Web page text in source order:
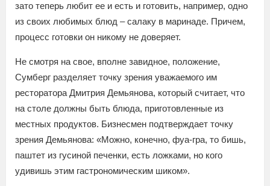
зато теперь любит ее и есть и готовить, например, одно
из своих любимых блюд – салаку в маринаде. Причем,
процесс готовки он никому не доверяет.
Не смотря на свое, вполне завидное, положение,
Сумберг разделяет точку зрения уважаемого им
ресторатора Дмитрия Демьянова, который считает, что
на столе должны быть блюда, приготовленные из
местных продуктов. Бизнесмен подтверждает точку
зрения Демьянова: «Можно, конечно, фуа-гра, то бишь,
паштет из гусиной печенки, есть ложками, но кого
удивишь этим гастрономическим шиком».